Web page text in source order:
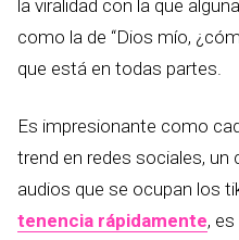
la viralidad con la que
como la de “Dios mío,
que está en todas partes.
Es impresionante como
trend en redes sociales, un
audios que se ocupan los
tenencia rápidamente,